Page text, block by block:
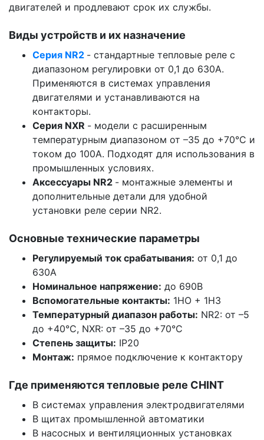
двигателей и продлевают срок их службы.
Виды устройств и их назначение
Серия NR2 - стандартные тепловые реле с
диапазоном регулировки от 0,1 до 630А.
Применяются в системах управления
двигателями и устанавливаются на
контакторы.
Серия NXR - модели с расширенным
температурным диапазоном от –35 до +70°C и
током до 100А. Подходят для использования в
промышленных условиях.
Аксессуары NR2 - монтажные элементы и
дополнительные детали для удобной
установки реле серии NR2.
Основные технические параметры
Регулируемый ток срабатывания: от 0,1 до
630А
Номинальное напряжение: до 690В
Вспомогательные контакты: 1НО + 1НЗ
Температурный диапазон работы: NR2: от –5
до +40°C, NXR: от –35 до +70°C
Степень защиты: IP20
Монтаж: прямое подключение к контактору
Где применяются тепловые реле CHINT
В системах управления электродвигателями
В щитах промышленной автоматики
В насосных и вентиляционных установках